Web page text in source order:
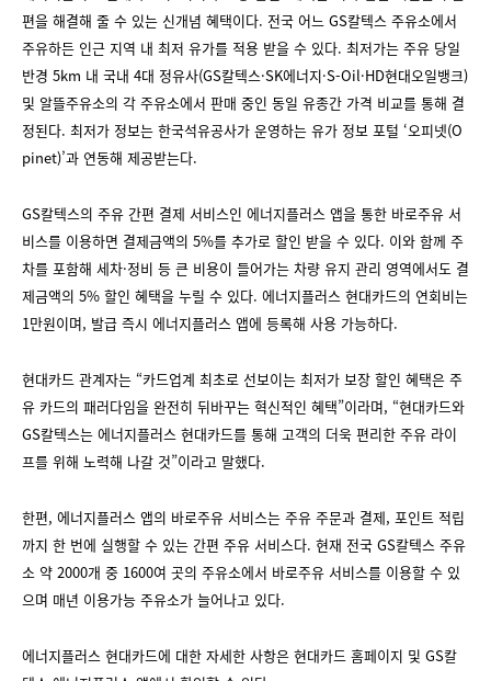
편을 해결해 줄 수 있는 신개념 혜택이다. 전국 어느 GS칼텍스 주유소에서
주유하든 인근 지역 내 최저 유가를 적용 받을 수 있다. 최저가는 주유 당일
반경 5km 내 국내 4대 정유사(GS칼텍스·SK에너지·S-Oil·HD현대오일뱅크)
및 알뜰주유소의 각 주유소에서 판매 중인 동일 유종간 가격 비교를 통해 결
정된다. 최저가 정보는 한국석유공사가 운영하는 유가 정보 포털 ‘오피넷(O
pinet)’과 연동해 제공받는다.
GS칼텍스의 주유 간편 결제 서비스인 에너지플러스 앱을 통한 바로주유 서
비스를 이용하면 결제금액의 5%를 추가로 할인 받을 수 있다. 이와 함께 주
차를 포함해 세차·정비 등 큰 비용이 들어가는 차량 유지 관리 영역에서도 결
제금액의 5% 할인 혜택을 누릴 수 있다. 에너지플러스 현대카드의 연회비는
1만원이며, 발급 즉시 에너지플러스 앱에 등록해 사용 가능하다.
현대카드 관계자는 “카드업계 최초로 선보이는 최저가 보장 할인 혜택은 주
유 카드의 패러다임을 완전히 뒤바꾸는 혁신적인 혜택”이라며, “현대카드와
GS칼텍스는 에너지플러스 현대카드를 통해 고객의 더욱 편리한 주유 라이
프를 위해 노력해 나갈 것”이라고 말했다.
한편, 에너지플러스 앱의 바로주유 서비스는 주유 주문과 결제, 포인트 적립
까지 한 번에 실행할 수 있는 간편 주유 서비스다. 현재 전국 GS칼텍스 주유
소 약 2000개 중 1600여 곳의 주유소에서 바로주유 서비스를 이용할 수 있
으며 매년 이용가능 주유소가 늘어나고 있다.
에너지플러스 현대카드에 대한 자세한 사항은 현대카드 홈페이지 및 GS칼